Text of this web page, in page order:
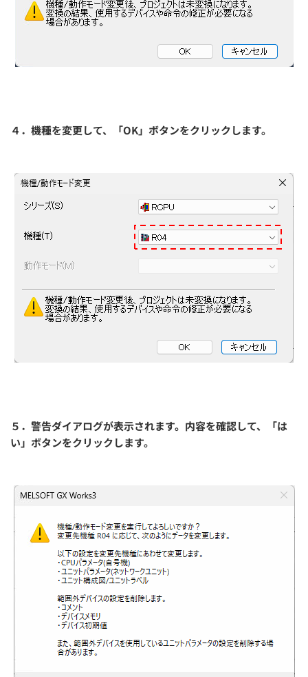
４．機種を変更して、「OK」ボタンをクリックします。
５．警告ダイアログが表示されます。内容を確認して、「は
い」ボタンをクリックします。